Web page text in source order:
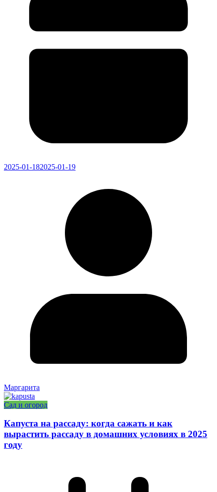
2025-01-182025-01-19
Маргарита
Сад и огород
Капуста на рассаду: когда сажать и как
вырастить рассаду в домашних условиях в 2025
году